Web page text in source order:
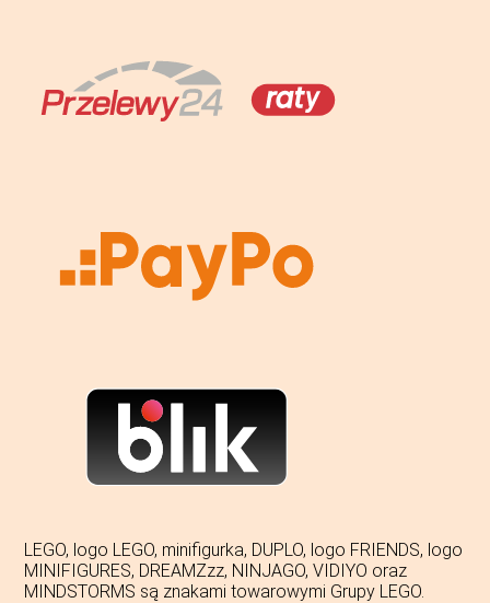
LEGO, logo LEGO, minifigurka, DUPLO, logo FRIENDS, logo
MINIFIGURES, DREAMZzz, NINJAGO, VIDIYO oraz
MINDSTORMS są znakami towarowymi Grupy LEGO.